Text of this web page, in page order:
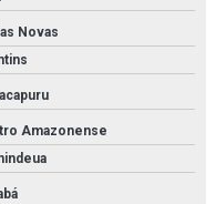
Novas
Amazonense